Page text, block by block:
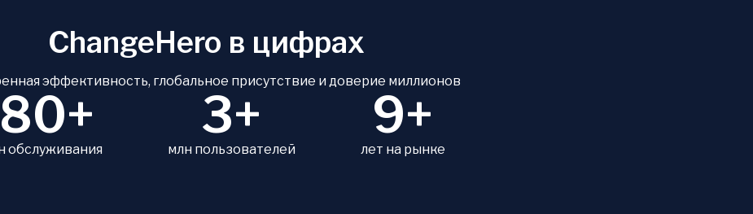
ChangeHero в цифрах
эффективность, глобальное присутствие и доверие миллионов
обслуживания
3+
млн пользователей
9+
лет на рынке